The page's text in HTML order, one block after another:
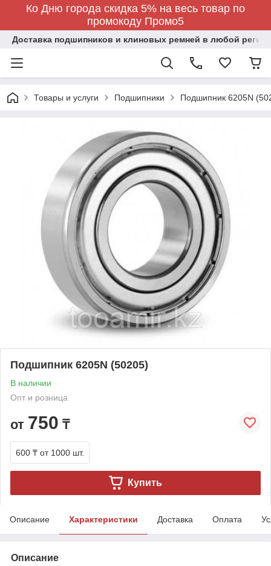
Ко Дню города скидка 5% на весь товар по
промокоду Промо5
Доставка подшипников и клиновых ремней в любой регион
Товары и услуги Подшипники Подшипник 6205N
Подшипник 6205N (50205)
В наличии
Опт и розница
от 750 ₸
600 ₸ от 1000 шт.
Купить
Описание Характеристики Доставка Оплата
Описание